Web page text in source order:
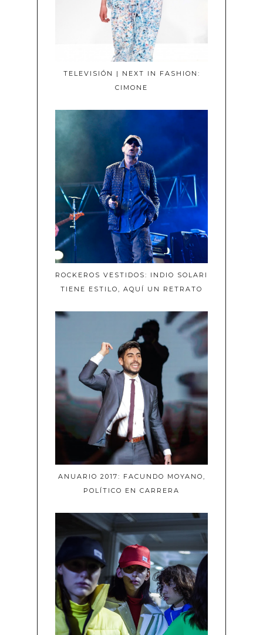
TELEVISIÓN | NEXT IN FASHION:
CIMONE
ROCKEROS VESTIDOS: INDIO SOLARI
TIENE ESTILO, AQUÍ UN RETRATO
ANUARIO 2017: FACUNDO MOYANO,
POLÍTICO EN CARRERA